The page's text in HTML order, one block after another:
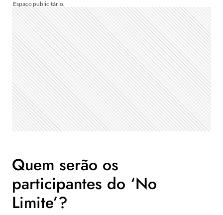
Quem serão os
participantes do ‘No
Limite’?